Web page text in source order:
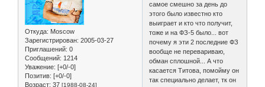
Откуда: Moscow
Зарегистрирован: 2005-03-27
Приглашений: 0
Сообщений: 1214
Уважение: [+0/-0]
Позитив: [+0/-0]
Возраст: 37 [1988-08-24]
самое смешно за день до
этого было известно кто
выиграет и кто что получит,
тоже и на ФЗ-5 было... вот
почему я эти 2 последние ФЗ
вообще не перевариваю,
обман сплошной... А что
касается Титова, помойму он
так специально делает, тк он